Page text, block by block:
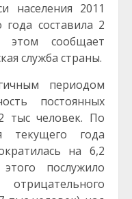
населения 2011
составила 2
сообщает
служба страны.
периодом
постоянных
тыс человек. По
года
на 6,2
послужило